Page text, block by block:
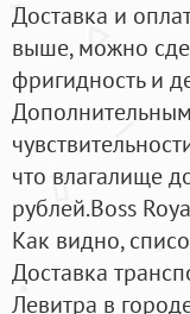
Доставка и
выше, можно
фригидность и
что влагалище
рублей.Boss
Как видно,
Доставка
Левитра в